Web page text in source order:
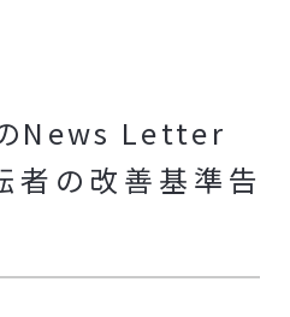
のNews Letter
者の改善基準告